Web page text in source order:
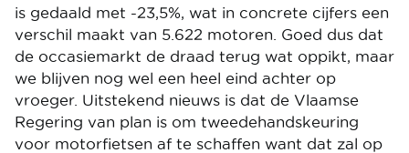
is gedaald met -23,5%, wat in concrete cijfers een
verschil maakt van 5.622 motoren. Goed dus dat
de occasiemarkt de draad terug wat oppikt, maar
we blijven nog wel een heel eind achter op
vroeger. Uitstekend nieuws is dat de Vlaamse
Regering van plan is om tweedehandskeuring
voor motorfietsen af te schaffen want dat zal op